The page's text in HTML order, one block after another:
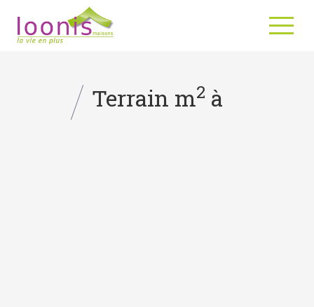
Terrain m2 à